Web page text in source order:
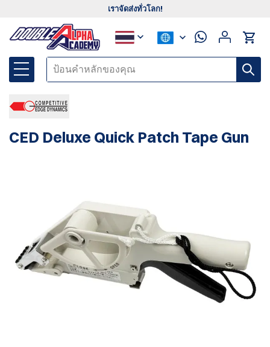
เราจัดส่งทั่วโลก!
CED Deluxe Quick Patch Tape Gun